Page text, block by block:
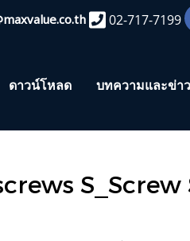
02-717-7199
ดาวน์โหลด บทความและข่า
S_Screw